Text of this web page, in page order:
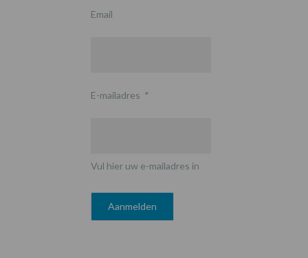
Email
E-mailadres *
Vul hier uw e-mailadres in